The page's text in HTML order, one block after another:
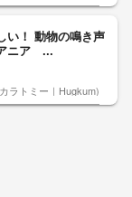
い！ 動物の鳴き声
ニア ...
ラトミー｜Hugkum)